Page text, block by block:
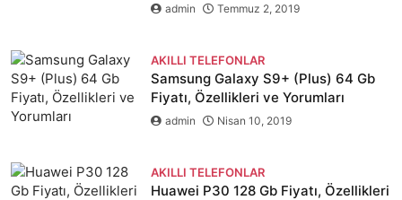
admin Temmuz 2, 2019
AKILLI TELEFONLAR
Samsung Galaxy S9+ (Plus) 64 Gb
Fiyatı, Özellikleri ve Yorumları
admin Nisan 10, 2019
AKILLI TELEFONLAR
Huawei P30 128 Gb Fiyatı, Özellikleri